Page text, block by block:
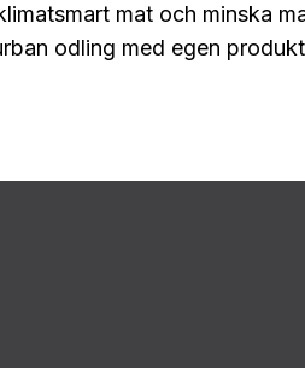
mat och minska
odling med egen